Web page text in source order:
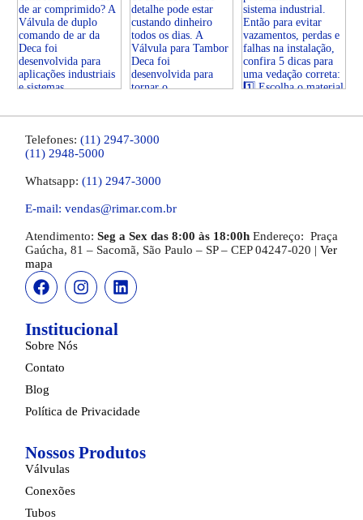
Telefones: (11) 2947-3000
(11) 2948-5000
Whatsapp: (11) 2947-3000
E-mail: vendas@rimar.com.br
Atendimento: Seg a Sex das 8:00 às 18:00hEndereço: Praça
Gaúcha, 81 – Sacomã, São Paulo – SP– CEP 04247-020 | Ver
mapa
Institucional
Sobre Nós
Contato
Blog
Política de Privacidade
Nossos Produtos
Válvulas
Conexões
Tubos